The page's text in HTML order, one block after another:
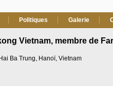
Politiques Galerie
Vietnam, membre de
Ba Trung, Hanoï, Vietnam